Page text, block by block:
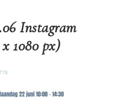
Instagram
1080 px)